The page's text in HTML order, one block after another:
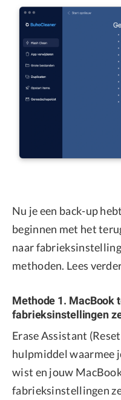
Nu je een back-up
beginnen met het
naar
methoden. Lees
Methode 1. MacBook
fabrieksinstellingen
Erase Assistant
hulpmiddel waarmee
wist en jouw
fabrieksinstellingen